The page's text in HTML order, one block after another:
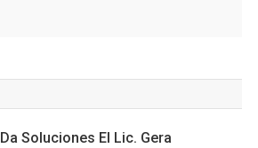
Da Soluciones El Lic. Gera